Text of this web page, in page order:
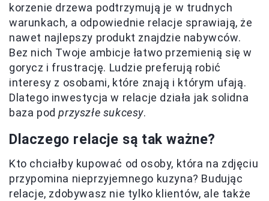
korzenie drzewa podtrzymują je w trudnych
warunkach, a odpowiednie relacje sprawiają, że
nawet najlepszy produkt znajdzie nabywców.
Bez nich Twoje ambicje łatwo przemienią się w
gorycz i frustrację. Ludzie preferują robić
interesy z osobami, które znają i którym ufają.
Dlatego inwestycja w relacje działa jak solidna
baza podprzyszłe sukcesy.
Dlaczego relacje są tak ważne?
Kto chciałby kupować od osoby, która na zdjęciu
przypomina nieprzyjemnego kuzyna? Budując
relacje, zdobywasz nie tylko klientów, ale także